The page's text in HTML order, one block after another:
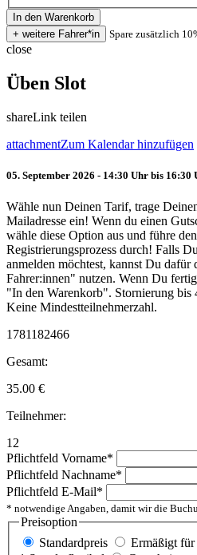
Spare zusätzlich
close
Üben Slot
shareLink teilen
attachmentZum Kalendar hinzufügen
05. September 2026 - 14:30 Uhr bis 16:30
Wähle nun Deinen Tarif, trage
Mailadresse ein! Wenn du einen
wähle diese Option aus und führe
Registrierungsprozess durch! Falls
anmelden möchtest, kannst Du dafür
Fahrer:innen" nutzen. Wenn Du
"In den Warenkorb". Stornierung
Keine Mindestteilnehmerzahl.
1781182466
Gesamt:
35.00 €
Teilnehmer:
12
Pflichtfeld Vorname*
Pflichtfeld Nachname*
Pflichtfeld E-Mail*
* notwendige Angaben, damit wir die
Preisoption
Standardpreis
Ermäßigt